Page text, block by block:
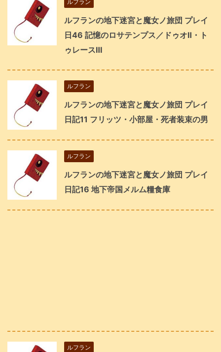
ルフラン
ルフランの地下迷宮と魔女ノ旅団 プレイ
日46 記憶のロサテンプス／ドゥオⅡ・ト
ゥレースⅢ
ルフラン
ルフランの地下迷宮と魔女ノ旅団 プレイ
日記11 フリッツ・小部屋・死者装束の男
ルフラン
ルフランの地下迷宮と魔女ノ旅団 プレイ
日記16 地下帝国メルム糧食庫
ルフラン